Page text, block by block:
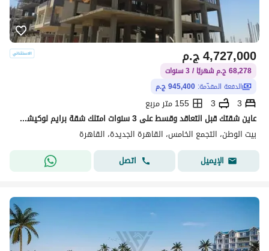
ج.م4,727,000
68,278 ج.م شهريًا / 3 سنوات
الدفعة المقدّمة: 945,400 ج.م
3
3
155 متر مربع
عاين شقتك قبل التعاقد وقسط على 3 سنوات امتلك شقة برايم لوكيشن فيو مفتوح خطوات من التسعين الشمالى وطريق السويس الحي التكميلي بيت الوطن
بيت الوطن، التجمع الخامس، القاهرة الجديدة، القاهرة
الإيميل
اتصل